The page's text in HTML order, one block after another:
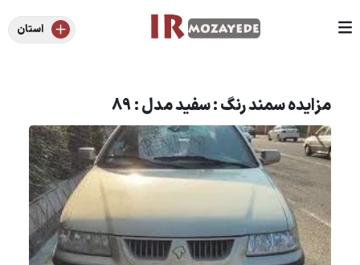
استان
مزایده سمند رنگ : سفید مدل : 89